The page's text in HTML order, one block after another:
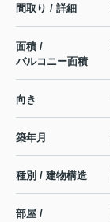
間取り / 詳細
面積 /
バルコニー面積
向き
築年月
種別 / 建物構造
部屋 /